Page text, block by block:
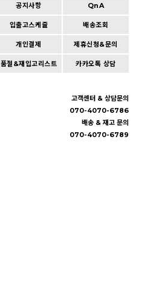
공지사항 QnA
입출고스케쥴 배송조회
개인결제 제휴신청&문의
품절&재입고리스트 카카오톡 상담
고객센터 & 상담문의
070-4070-6786
배송 & 재고 문의
070-4070-6789
BUY IT NOW
Cart | Wishlist